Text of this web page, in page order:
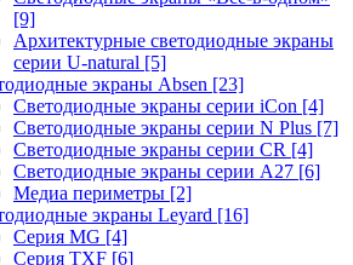
[9]
Архитектурные светодиодные экраны
серии U-natural [5]
экраны Absen [23]
Светодиодные экраны серии iCon [4]
Светодиодные экраны серии N Plus [7]
Светодиодные экраны серии CR [4]
Светодиодные экраны серии А27 [6]
Медиа периметры [2]
экраны Leyard [16]
Серия MG [4]
Серия TXF [6]